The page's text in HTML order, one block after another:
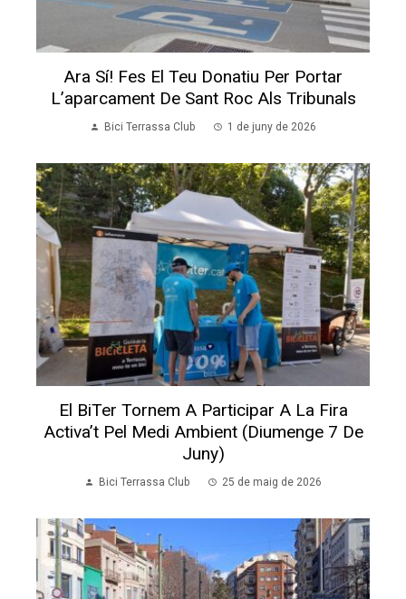
Ara Sí! Fes El Teu Donatiu Per Portar
L’aparcament De Sant Roc Als Tribunals
Bici Terrassa Club 1 de juny de 2026
El BiTer Tornem A Participar A La Fira
Activa’t Pel Medi Ambient (diumenge 7 De
Juny)
Bici Terrassa Club 25 de maig de 2026